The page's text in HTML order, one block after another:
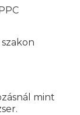
mint